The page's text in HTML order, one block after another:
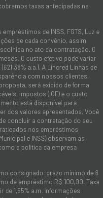
taxas antecipadas na
de INSS, FGTS, Luz e
de cada convênio, assim
no ato da contratação. O
O custo efetivo pode variar
(621,38% a.a.). A Lincred Linhas de
com nossos clientes.
será exibido de forma
impostos (IOF) e o custo
está disponível para
dos valores apresentados. Você
concluir a contratação do seu
nos empréstimos
e INSS) observam as
a política da empresa
consignado: prazo mínimo de 6
de empréstimo R$ 100,00. Taxa
de 1,55% a.m. Informações